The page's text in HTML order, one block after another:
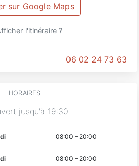
sur Google Maps
l'itinéraire ?
06 02 24 73 63
HORAIRES
jusqu'à 19:30
08:00 – 20:00
08:00 – 20:00